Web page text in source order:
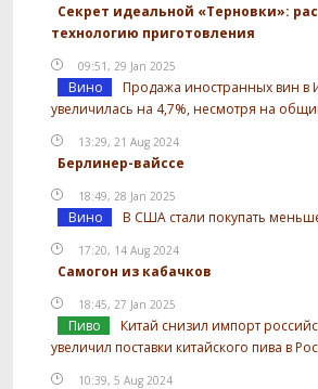
Секрет идеальной «Терновки»:
технологию приготовления
09:51, 29 Jan 2025
Вино
Продажа иностранных вин в
увеличилась на 4,7%, несмотря на
13:29, 21 Aug 2024
Берлинер-вайссе
18:49, 28 Jan 2025
Вино В США стали покупать
17:20, 14 Aug 2024
Самогон из кабачков
18:45, 27 Jan 2025
Пиво
Китай снизил импорт
увеличил поставки китайского пива в
10:39, 5 Aug 2024